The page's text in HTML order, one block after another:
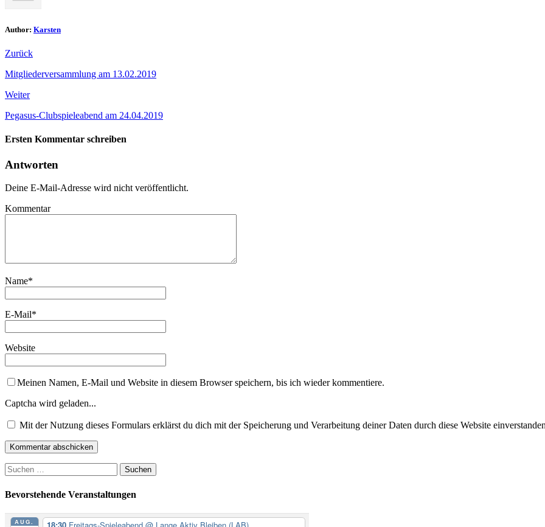
Author: Karsten
Zurück
Mitgliederversammlung am 13.02.2019
Weiter
Pegasus-Clubspieleabend am 24.04.2019
Ersten Kommentar schreiben
Antworten
Deine E-Mail-Adresse wird nicht veröffentlicht.
Kommentar
Name*
E-Mail*
Website
Meinen Namen, E-Mail und Website in diesem Browser speichern, bis ich wieder kommentiere.
Captcha wird geladen...
Mit der Nutzung dieses Formulars erklärst du dich mit der Speicherung und Verarbeitung deiner Daten durch diese Website
Suchen
nach:
Bevorstehende Veranstaltungen
AUG.